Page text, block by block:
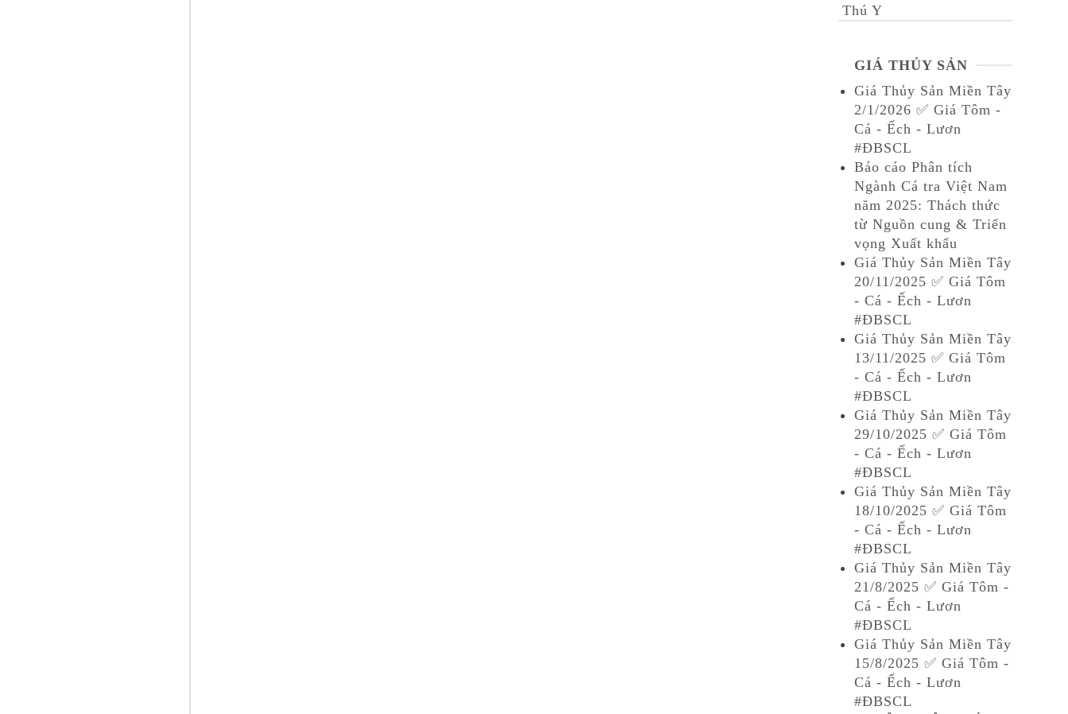
Thú Y
GIÁ THỦY SẢN
Giá Thủy Sản Miền Tây
2/1/2026 ✅ Giá Tôm -
Cá - Ếch - Lươn
#ĐBSCL
Báo cáo Phân tích
Ngành Cá tra Việt Nam
năm 2025: Thách thức
từ Nguồn cung & Triển
vọng Xuất khẩu
Giá Thủy Sản Miền Tây
20/11/2025 ✅ Giá Tôm
- Cá - Ếch - Lươn
#ĐBSCL
Giá Thủy Sản Miền Tây
13/11/2025 ✅ Giá Tôm
- Cá - Ếch - Lươn
#ĐBSCL
Giá Thủy Sản Miền Tây
29/10/2025 ✅ Giá Tôm
- Cá - Ếch - Lươn
#ĐBSCL
Giá Thủy Sản Miền Tây
18/10/2025 ✅ Giá Tôm
- Cá - Ếch - Lươn
#ĐBSCL
Giá Thủy Sản Miền Tây
21/8/2025 ✅ Giá Tôm -
Cá - Ếch - Lươn
#ĐBSCL
Giá Thủy Sản Miền Tây
15/8/2025 ✅ Giá Tôm -
Cá - Ếch - Lươn
#ĐBSCL